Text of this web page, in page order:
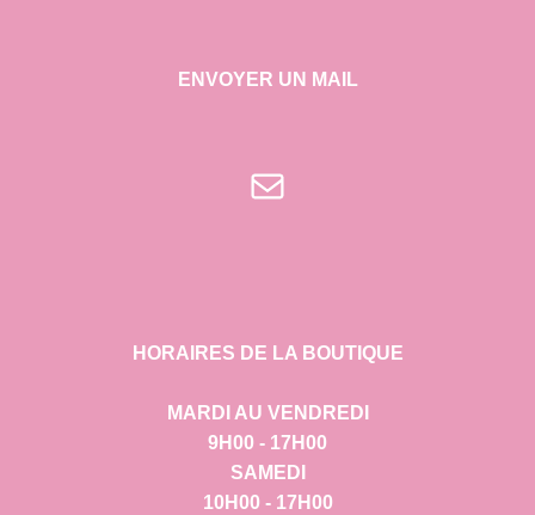
ENVOYER UN MAIL
E-mail
HORAIRES DE LA BOUTIQUE
MARDI AU VENDREDI
9H00 - 17H00
SAMEDI
10H00 - 17H00